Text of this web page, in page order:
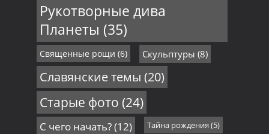
Рукотворные дива
Планеты (35)
Священные рощи (6) Скульптуры (8)
Славянские темы (20)
Старые фото (24)
С чего начать?(12) Тайна рождения (5)